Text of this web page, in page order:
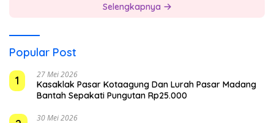
Selengkapnya
Popular Post
1
27 Mei 2026
Kasaklak Pasar Kotaagung Dan Lurah Pasar Madang
Bantah Sepakati Pungutan Rp25.000
30 Mei 2026